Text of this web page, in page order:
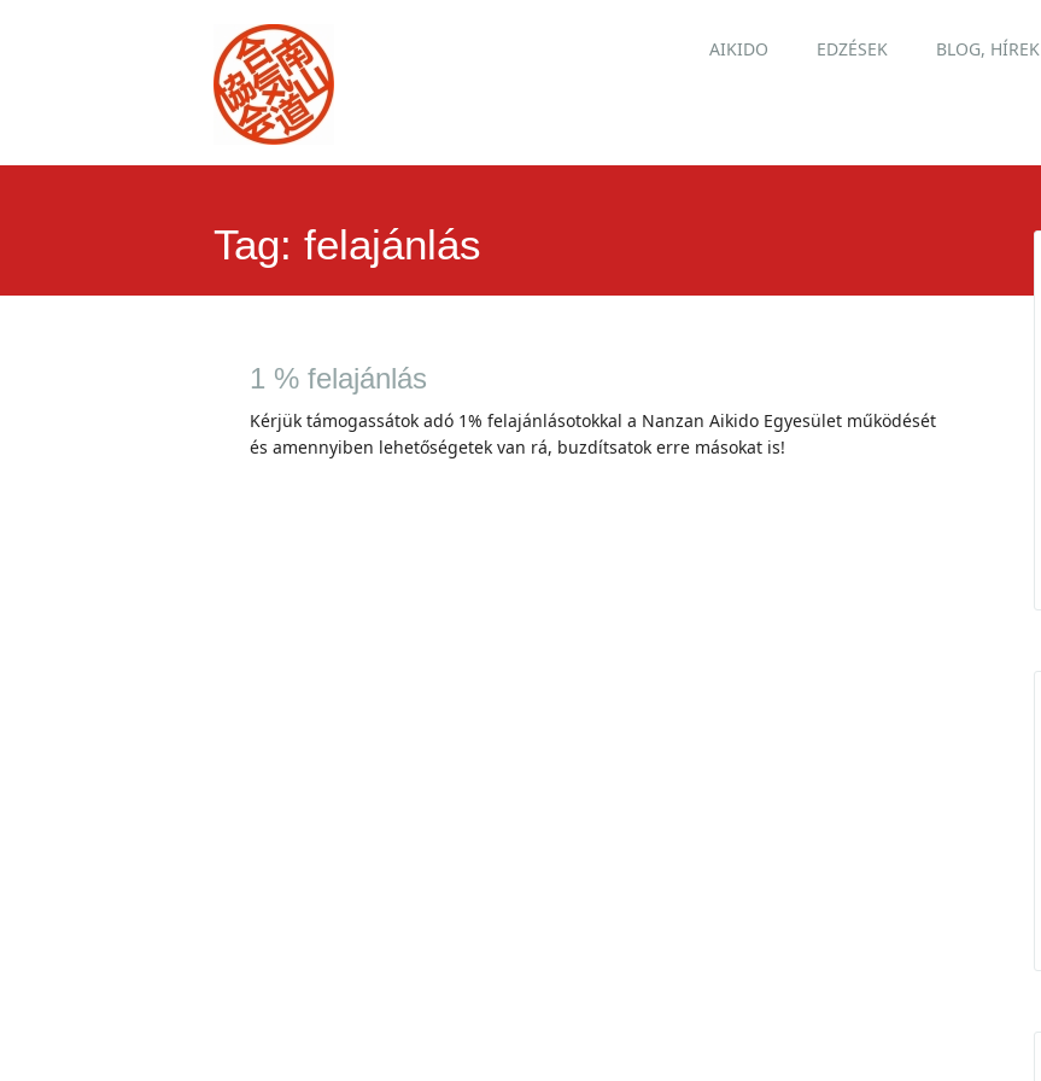
Main menu
AIKIDO EDZÉSEK BLOG, HÍREK
Tag: felajánlás
1 % felajánlás
Kérjük támogassátok adó 1% felajánlásotokkal a Nanzan Aikido Egyesület működését
és amennyiben lehetőségetek van rá, buzdítsatok erre másokat is!